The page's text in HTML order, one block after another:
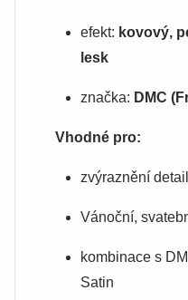
efekt: kovový,
lesk
značka: DMC
Vhodné pro:
zvýraznění
Vánoční,
kombinace s
Satin